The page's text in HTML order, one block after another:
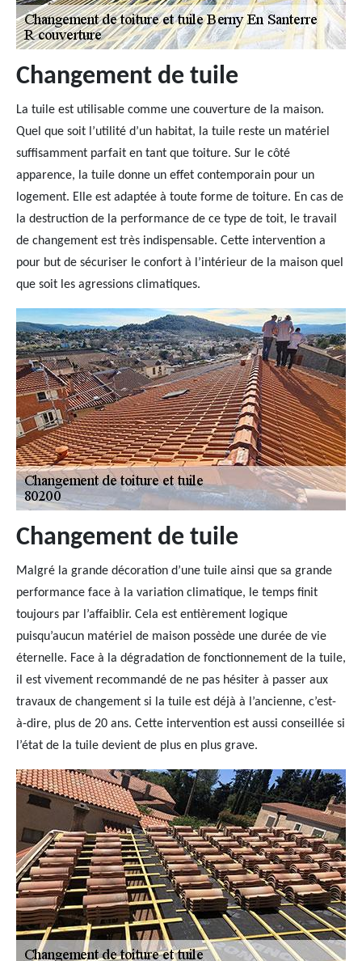
Changement de tuile
La tuile est utilisable comme une couverture de la maison.
Quel que soit l’utilité d’un habitat, la tuile reste un matériel
suffisamment parfait en tant que toiture. Sur le côté
apparence, la tuile donne un effet contemporain pour un
logement. Elle est adaptée à toute forme de toiture. En cas de
la destruction de la performance de ce type de toit, le travail
de changement est très indispensable. Cette intervention a
pour but de sécuriser le confort à l’intérieur de la maison quel
que soit les agressions climatiques.
Changement de tuile
Malgré la grande décoration d’une tuile ainsi que sa grande
performance face à la variation climatique, le temps finit
toujours par l’affaiblir. Cela est entièrement logique
puisqu’aucun matériel de maison possède une durée de vie
éternelle. Face à la dégradation de fonctionnement de la tuile,
il est vivement recommandé de ne pas hésiter à passer aux
travaux de changement si la tuile est déjà à l’ancienne, c’est-
à-dire, plus de 20 ans. Cette intervention est aussi conseillée si
l’état de la tuile devient de plus en plus grave.